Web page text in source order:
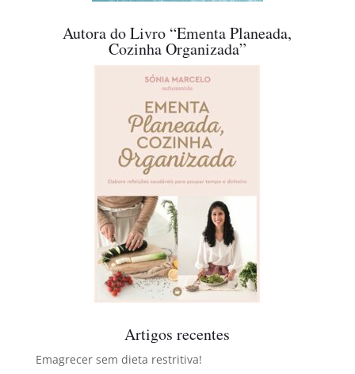
Autora do Livro “Ementa Planeada,
Cozinha Organizada”
Artigos recentes
Emagrecer sem dieta restritiva!